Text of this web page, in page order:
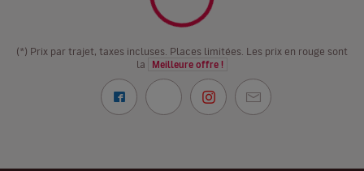
(*) Prix par trajet, taxes incluses. Places limitées. Les prix en rouge sont
la
Meilleure offre !